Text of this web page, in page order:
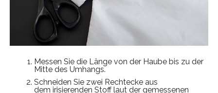
Messen Sie die Länge von der Haube bis zu der
Mitte des Umhangs.
Schneiden Sie zwei Rechtecke aus
dem irisierenden Stoff laut der gemessenen